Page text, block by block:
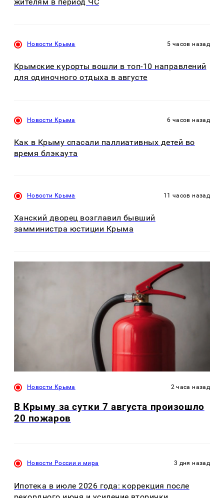
Новости Крыма 5 часов назад
Крымские курорты вошли в топ-10 направлений
для одиночного отдыха в августе
Новости Крыма 6 часов назад
Как в Крыму спасали паллиативных детей во
время блэкаута
Новости Крыма 11 часов назад
Ханский дворец возглавил бывший
замминистра юстиции Крыма
Новости Крыма 2 часа назад
В Крыму за сутки 7 августа произошло
20 пожаров
Новости России и мира 3 дня назад
Ипотека в июле 2026 года: коррекция после